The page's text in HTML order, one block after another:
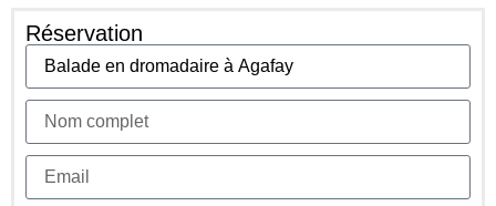
Réservation